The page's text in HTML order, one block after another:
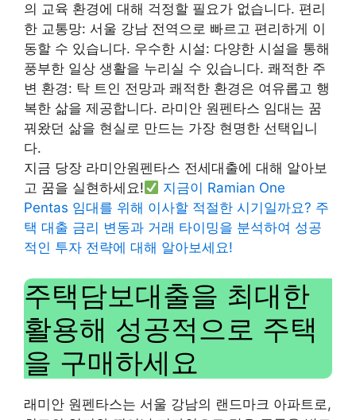
의 교육 환경에 대해 걱정할 필요가 없습니다. 편리
한 교통망: 서울 강남 전역으로 빠르고 편리하게 이
동할 수 있습니다. 우수한 시설: 다양한 시설을 통해
풍부한 일상 생활을 누리실 수 있습니다. 쾌적한 주
변 환경: 탁 트인 전망과 쾌적한 환경은 여유롭고 행
복한 삶을 제공합니다. 라미안 원펜타스 임대는 꿈
꿔왔던 삶을 현실로 만드는 가장 현명한 선택입니
다.
지금 당장 라미안원펜타스 전세대출에 대해 알아보
고 꿈을 실현하세요!
지금이 Ramian One
Pentas 임대를 위해 이사할 적절한 시기일까요? 주
택 대출 금리 변동과 거래 타이밍을 분석하여 성공
적인 투자 전략에 대해 알아보세요!
주택담보대출을 최대한
활용해 성공적으로 주택
을 구매하세요
래미안 원펜타스는 서울 강남의 랜드마크 아파트로,